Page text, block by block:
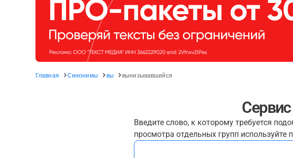
Главная Синонимы вы вынизывавшийся
Введите слово, к которому требуется
просмотра отдельных групп используйте